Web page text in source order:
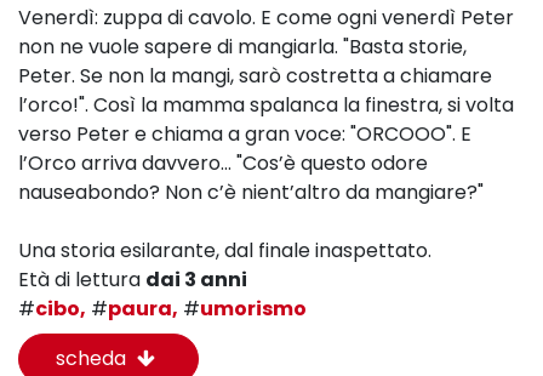
Venerdì: zuppa di cavolo. E come ogni venerdì Peter
non ne vuole sapere di mangiarla. "Basta storie,
Peter. Se non la mangi, sarò costretta a chiamare
l’orco!". Così la mamma spalanca la finestra, si volta
verso Peter e chiama a gran voce: "ORCOOO". E
l’Orco arriva davvero... "Cos’è questo odore
nauseabondo? Non c’è nient’altro da mangiare?"
Una storia esilarante, dal finale inaspettato.
Età di lettura dai 3 anni
#cibo, #paura, #umorismo
scheda